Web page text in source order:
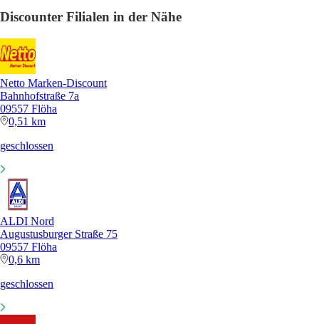
Discounter Filialen in der Nähe
Netto Marken-Discount
Bahnhofstraße 7a
09557 Flöha
0,51 km
geschlossen
ALDI Nord
Augustusburger Straße 75
09557 Flöha
0,6 km
geschlossen